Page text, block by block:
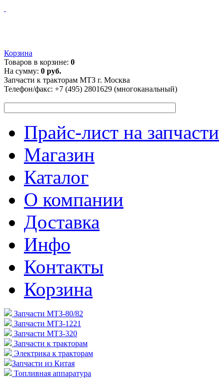
Корзина
Товаров в корзине: 0
На сумму: 0 руб.
Запчасти к тракторам МТЗ г. Москва
Телефон/факс: +7 (495) 2801629 (многоканальный)
Прайс-лист на запчасти
Магазин
Каталог
О компании
Доставка
Инфо
Контакты
Корзина
Запчасти МТЗ-80/82
Запчасти МТЗ-1221
Запчасти МТЗ-320
Запчасти к тракторам
Электрика к тракторам
Запчасти из Китая
Топливная аппаратура